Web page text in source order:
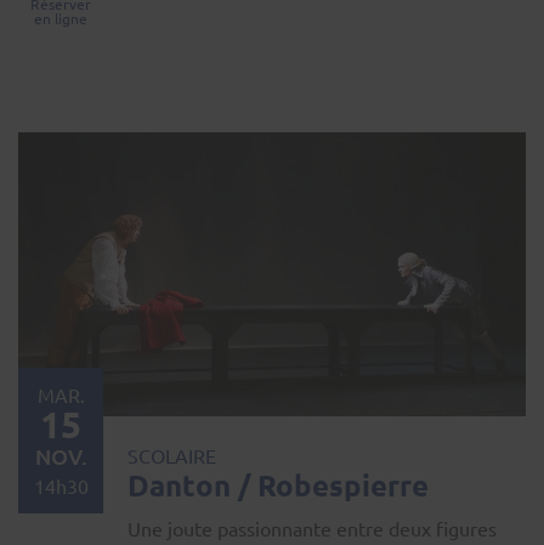
en ligne
SCOLAIRE
Danton / Robespierre
Une joute passionnante entre deux figures
MAR.
15
NOV.
14h30